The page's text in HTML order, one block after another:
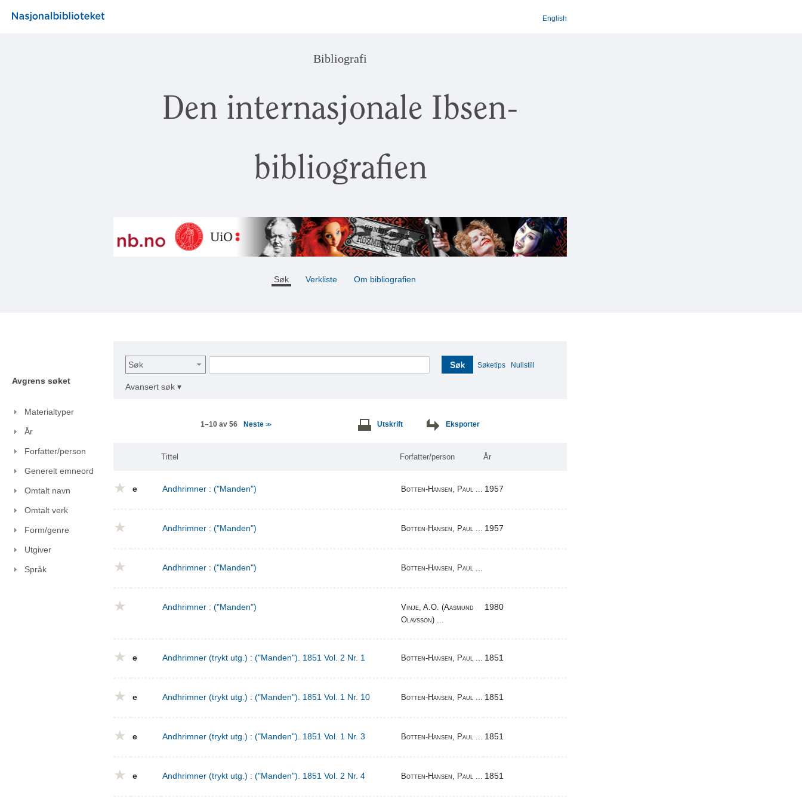
English
Bibliografi
Den internasjonale Ibsen-
bibliografien
Søk Verkliste Om bibliografien
Avgrens søket
Materialtyper
År
Forfatter/person
Generelt emneord
Omtalt navn
Omtalt verk
Form/genre
Utgiver
Språk
Søk Søk Søketips Nullstill
Avansert søk ▾
1–10 av 56 Neste>> Utskrift Eksporter
Tittel Forfatter/person År
e Andhrimner : ("Manden") Botten-Hansen, Paul ... 1957
Andhrimner : ("Manden") Botten-Hansen, Paul ... 1957
Andhrimner : ("Manden") Botten-Hansen, Paul ...
Andhrimner : ("Manden")
Vinje, A.O. (Aasmund
Olavsson) ...
1980
e Andhrimner (trykt utg.) : ("Manden"). 1851 Vol. 2 Nr. 1 Botten-Hansen, Paul ... 1851
e Andhrimner (trykt utg.) : ("Manden"). 1851 Vol. 1 Nr. 10 Botten-Hansen, Paul ... 1851
e Andhrimner (trykt utg.) : ("Manden"). 1851 Vol. 1 Nr. 3 Botten-Hansen, Paul ... 1851
e Andhrimner (trykt utg.) : ("Manden"). 1851 Vol. 2 Nr. 4 Botten-Hansen, Paul ... 1851